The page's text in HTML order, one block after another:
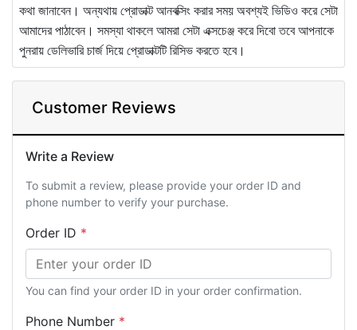
কথা জানাবেন। অন্যথায় প্রোডাক্ট আনবক্সিং করার সময় অবশ্যই ভিডিও করে সেটা
আমাদের পাঠাবেন। সমস্যা থাকলে আমরা সেটা এক্সচেঞ্জ করে দিবো তবে আপনাকে
পুনরায় ডেলিভারি চার্জ দিয়ে প্রোডাক্টটি রিসিভ করতে হবে।
Customer Reviews
Write a Review
To submit a review, please provide your order ID and
phone number to verify your purchase.
Order ID *
You can find your order ID in your order confirmation.
Phone Number *